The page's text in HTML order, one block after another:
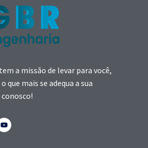
a missão de levar para você,
que mais se adequa a sua